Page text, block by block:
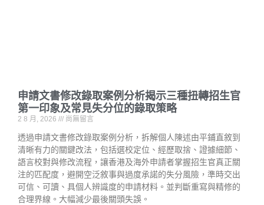
申請文書修改錄取案例分析揭示三種扭轉招生官
第一印象及常見失分位的錄取策略
2 8 月, 2026 尚無留言
透過申請文書修改錄取案例分析，拆解個人陳述由平鋪直敘到
清晰有力的關鍵改法，包括選校定位、經歷取捨、證據細節、
語言校對與修改流程，讓香港及海外申請者掌握招生官真正關
注的匹配度，避開空泛敘事與過度承諾的失分風險，準時交出
可信、可讀、具個人辨識度的申請材料。並判斷重寫與精修的
合理界線。大幅減少最後關頭失誤。